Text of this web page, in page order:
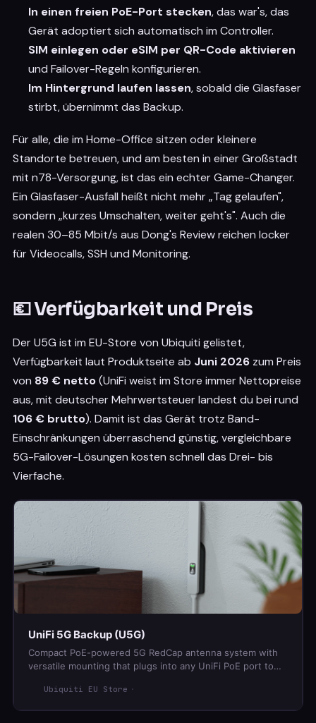
In einen freien PoE-Port stecken, das war's, das
Gerät adoptiert sich automatisch im Controller.
SIM einlegen oder eSIM per QR-Code aktivieren
und Failover-Regeln konfigurieren.
Im Hintergrund laufen lassen, sobald die Glasfaser
stirbt, übernimmt das Backup.
Für alle, die im Home-Office sitzen oder kleinere
Standorte betreuen, und am besten in einer Großstadt
mit n78-Versorgung, ist das ein echter Game-Changer.
Ein Glasfaser-Ausfall heißt nicht mehr „Tag gelaufen",
sondern „kurzes Umschalten, weiter geht's". Auch die
realen 30–85 Mbit/s aus Dong's Review reichen locker
für Videocalls, SSH und Monitoring.
💶 Verfügbarkeit und Preis
Der U5G ist im EU-Store von Ubiquiti gelistet,
Verfügbarkeit laut Produktseite ab Juni 2026 zum Preis
von 89 € netto(UniFi weist im Store immer Nettopreise
aus, mit deutscher Mehrwertsteuer landest du bei rund
106 € brutto). Damit ist das Gerät trotz Band-
Einschränkungen überraschend günstig, vergleichbare
5G-Failover-Lösungen kosten schnell das Drei- bis
Vierfache.
UniFi 5G Backup (U5G)
Compact PoE-powered 5G RedCap antenna system with
versatile mounting that plugs into any UniFi PoE port to
Ubiquiti EU Store